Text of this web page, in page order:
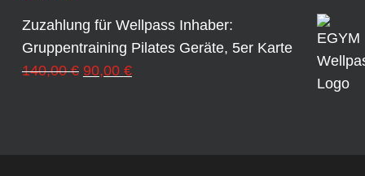
Zuzahlung für Wellpass Inhaber:
Gruppentraining Pilates Geräte, 5er Karte
140,00€ Ursprünglicher
90,00 €Aktueller